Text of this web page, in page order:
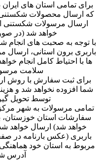
برای تمامی استان های ایران
که ارسال محصولات شکستنی
ارسال مرسولات شکستنی
خواهد شد (در
با توجه به صحبت های
باربری برون استانی،
ها با احتیاط کامل انجام
سلامت
برای ثبت سفارش با روش
شما افزوده نخواهد شد و
توسط تحویل
تمامی مرسولات به شهر
سفارشات استان خوزستان،
خواهد شد) ارسال خواهد شد
باربری (عکس بارنامه در
مربوط به استان خود
آدرس